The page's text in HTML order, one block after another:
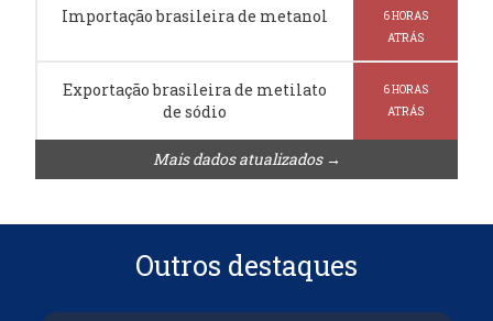
Importação brasileira de metanol
6 HORAS
ATRÁS
Exportação brasileira de metilato
de sódio
6 HORAS
ATRÁS
Mais dados atualizados →
Outros destaques